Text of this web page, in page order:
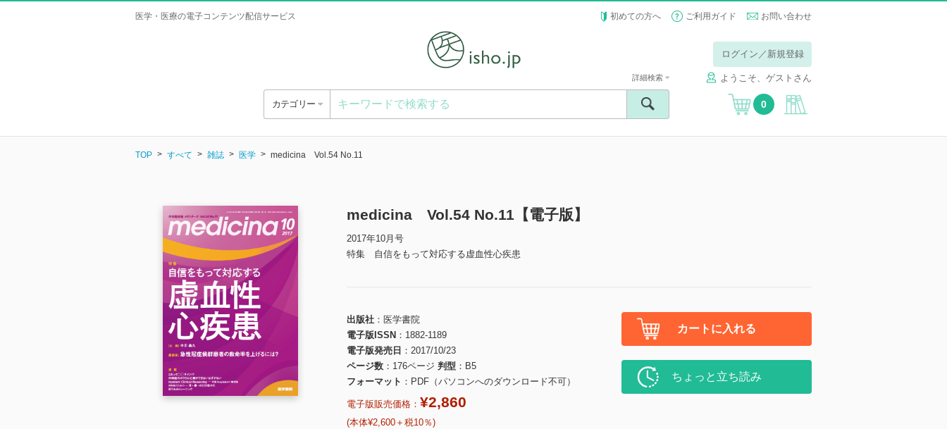
医学・医療の電子コンテンツ配信サービス 初めての方へ ご利用ガイド お問い合わせ
ログイン／新規登録
ようこそ、ゲストさん
カテゴリー
詳細検索
0
TOP すべて 雑誌 医学 medicina Vol.54 No.11
medicina Vol.54 No.11【電子版】
2017年10月号
特集 自信をもって対応する虚血性心疾患
出版社
医学書院
電子版ISSN
1882-1189
電子版発売日
2017/10/23
ページ数
176ページ 判型
B5
フォーマット
PDF（パソコンへのダウンロード不可）
電子版販売価格： ¥2,860
(本体¥2,600＋税10％)
カートに入れる
ちょっと立ち読み